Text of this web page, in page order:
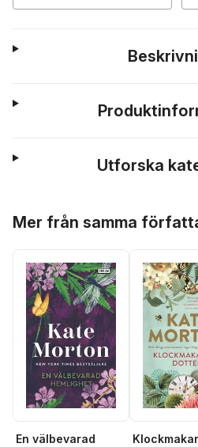
Utforska
Mer från samma
En välbevarad